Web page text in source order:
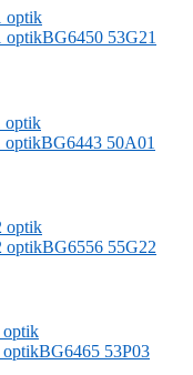
BG6450 53G21
BG6443 50A01
BG6556 55G22
BG6465 53P03